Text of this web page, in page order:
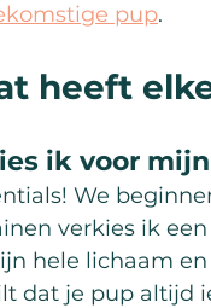
pup.
heeft
ik voor
We
verkies ik
hele lichaam
dat je pup altijd